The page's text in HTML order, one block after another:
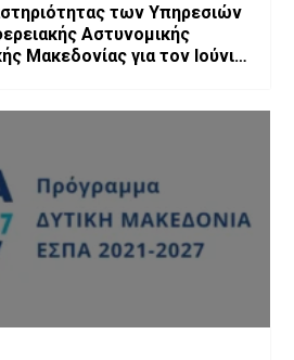
των Υπηρεσιών
Αστυνομικής
Μακεδονίας για τον Ιούνιο